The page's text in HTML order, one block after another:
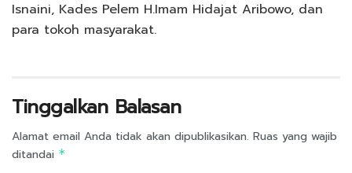
Isnaini, Kades Pelem H.Imam Hidajat Aribowo, dan
para tokoh masyarakat.
Tinggalkan Balasan
Alamat email Anda tidak akan dipublikasikan. Ruas yang wajib
ditandai *